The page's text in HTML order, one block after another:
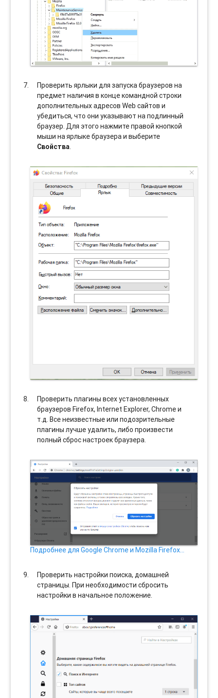
Проверить ярлыки для запуска браузеров на
предмет наличия в конце командной строки
дополнительных адресов Web сайтов и
убедиться, что они указывают на подлинный
браузер. Для этого нажмите правой кнопкой
мыши на ярлыке браузера и выберите
Свойства.
Проверить плагины всех установленных
браузеров Firefox, Internet Explorer, Chrome и
т.д. Все неизвестные или подозрительные
плагины лучше удалить, либо произвести
полный сброс настроек браузера.
Подробнее для Google Chrome и Mozilla Firefox…
Проверить настройки поиска, домашней
страницы. При необходимости сбросить
настройки в начальное положение.